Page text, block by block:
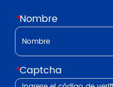
*Nombre
*Captcha